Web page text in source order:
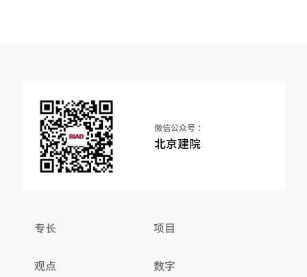
微信公众号 ：
北京建院
专长 项目
观点 数字